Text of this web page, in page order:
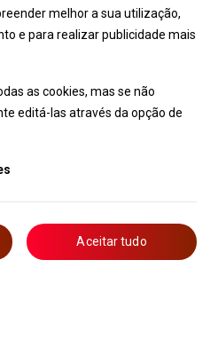
melhor a sua utilização,
e para realizar publicidade mais
as cookies, mas se não
editá-las através da opção de
Aceitar tudo